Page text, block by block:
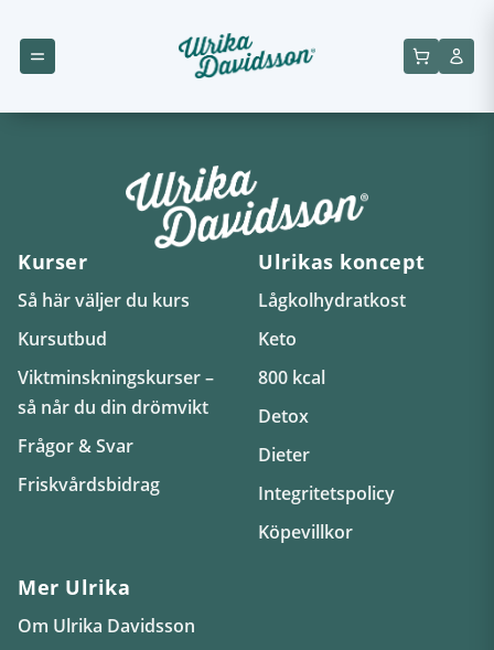
Kurser
Så här väljer du kurs
Kursutbud
Viktminskningskurser –
så når du din drömvikt
Frågor & Svar
Friskvårdsbidrag
Ulrikas koncept
Lågkolhydratkost
Keto
800 kcal
Detox
Dieter
Integritetspolicy
Köpevillkor
Mer Ulrika
Om Ulrika Davidsson